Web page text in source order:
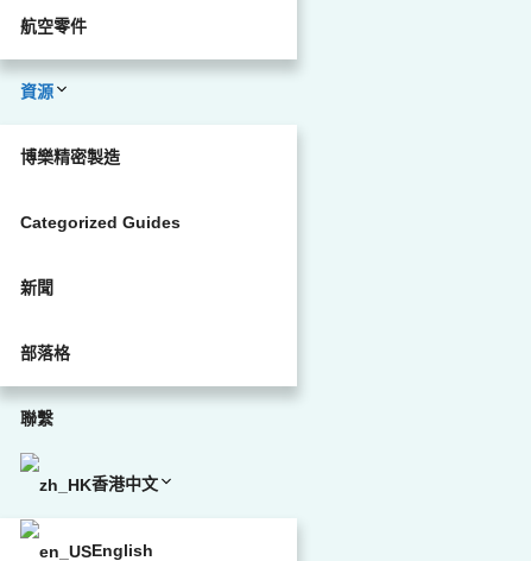
航空零件
資源
博樂精密製造
Categorized Guides
新聞
部落格
聯繫
香港中文
English